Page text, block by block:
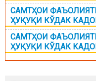
САМТҲОИ
ҲУҚУҚИ КЎДАК
САМТҲОИ
ҲУҚУҚИ КЎДАК